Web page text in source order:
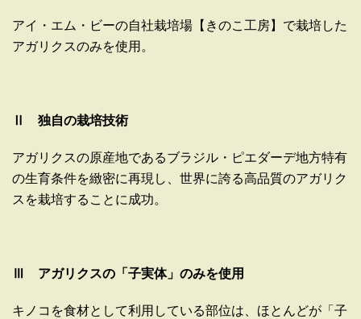
アイ・エム・ビーの自社栽培場【きのこ工房】で栽培した
アガリクスのみを使用。
Ⅱ 独自の栽培技術
アガリクスの原産地であるブラジル・ピエダーデ地方特有
の生育条件を緻密に再現し、世界に誇る高品質のアガリク
スを栽培することに成功。
Ⅲ アガリクスの「子実体」のみを使用
キノコを食材として利用している部位は、ほとんどが「子